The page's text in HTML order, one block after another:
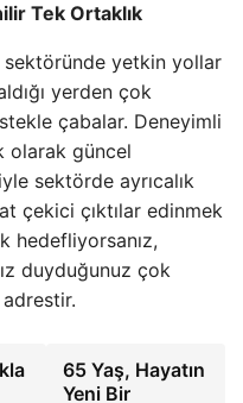
Tek Ortaklık
sektöründe yetkin yollar
yerden çok
çabalar. Deneyimli
olarak güncel
sektörde ayrıcalık
çekici çıktılar edinmek
hedefliyorsanız,
duyduğunuz çok
65 Yaş, Hayatın
Yeni Bir